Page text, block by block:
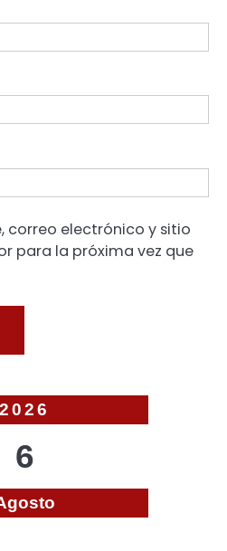
correo electrónico y sitio
para la próxima vez que
2026
6